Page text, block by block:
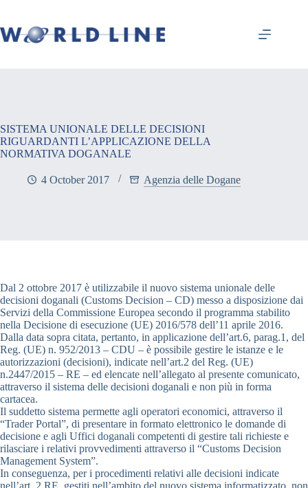
SISTEMA UNIONALE DELLE DECISIONI
RIGUARDANTI L’APPLICAZIONE DELLA
NORMATIVA DOGANALE
4 October 2017 Agenzia delle Dogane
Dal 2 ottobre 2017 è utilizzabile il nuovo sistema unionale delle
decisioni doganali (Customs Decision – CD) messo a disposizione dai
Servizi della Commissione Europea secondo il programma stabilito
nella Decisione di esecuzione (UE) 2016/578 dell’11 aprile 2016.
Dalla data sopra citata, pertanto, in applicazione dell’art.6, parag.1, del
Reg. (UE) n. 952/2013 – CDU – è possibile gestire le istanze e le
autorizzazioni (decisioni), indicate nell’art.2 del Reg. (UE)
n.2447/2015 – RE – ed elencate nell’allegato al presente comunicato,
attraverso il sistema delle decisioni doganali e non più in forma
cartacea.
Il suddetto sistema permette agli operatori economici, attraverso il
“Trader Portal”, di presentare in formato elettronico le domande di
decisione e agli Uffici doganali competenti di gestire tali richieste e
rilasciare i relativi provvedimenti attraverso il “Customs Decision
Management System”.
In conseguenza, per i procedimenti relativi alle decisioni indicate
nell’art. 2 RE, gestiti nell’ambito del nuovo sistema informatizzato, non